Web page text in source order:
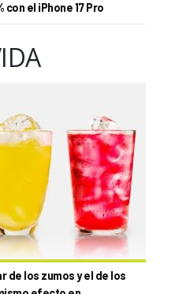
con el iPhone 17 Pro
de los zumos y el de los